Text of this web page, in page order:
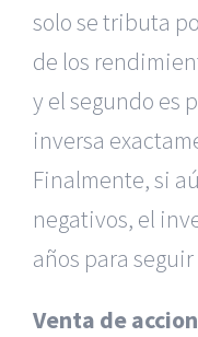
solo se tributa
de los
y el segundo es
inversa
Finalmente, si
negativos, el
años para
Venta de